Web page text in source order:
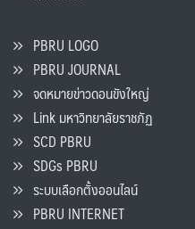
PBRU LOGO
PBRU JOURNAL
จดหมายข่าวดอนขังใหญ่
Link มหาวิทยาลัยราชภัฏ
SCD PBRU
SDGs PBRU
ระบบเลือกตั้งออนไลน์
PBRU INTERNET